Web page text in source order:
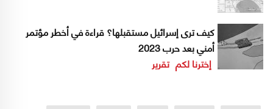
كيف ترى إسرائيل مستقبلها؟ قراءة في أخطر مؤتمر
أمني بعد حرب 2023
إخترنا لكم تقرير